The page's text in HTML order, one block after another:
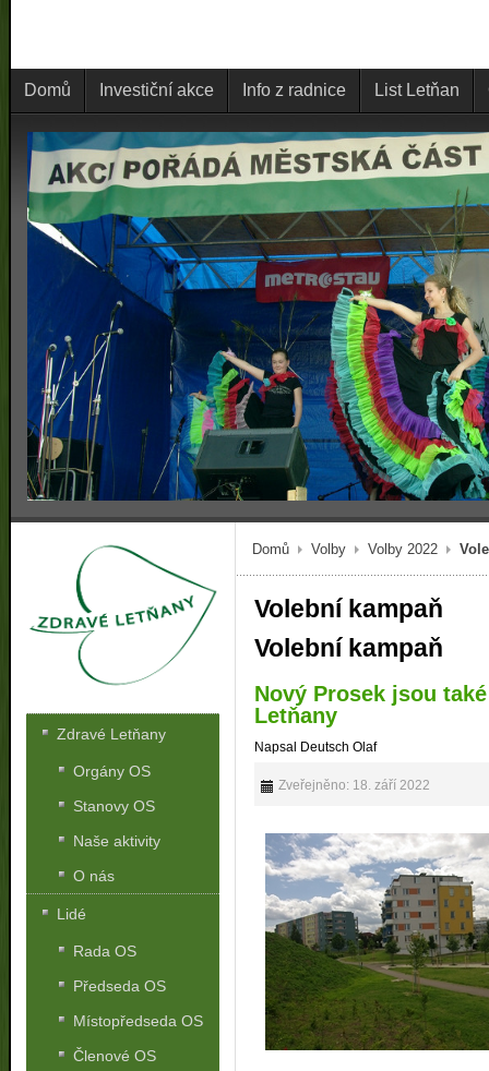
Domů Investiční akce Info z radnice List Letňan
Domů Volby Volby 2022
Volební kampaň
Volební kampaň
Nový Prosek jsou
Letňany
Napsal Deutsch Olaf
Zveřejněno: 18. září 2022
Zdravé Letňany
Orgány OS
Stanovy OS
Naše aktivity
O nás
Lidé
Rada OS
Předseda OS
Místopředseda OS
Členové OS